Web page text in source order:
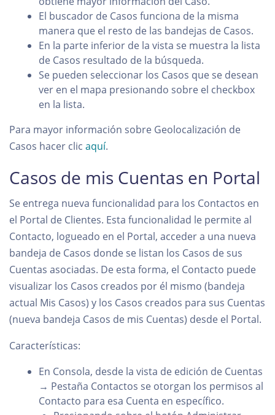
El buscador de Casos funciona de la misma
manera que el resto de las bandejas de Casos.
En la parte inferior de la vista se muestra la lista
de Casos resultado de la búsqueda.
Se pueden seleccionar los Casos que se desean
ver en el mapa presionando sobre el checkbox
en la lista.
Para mayor información sobre Geolocalización de
Casos hacer clic aquí.
Casos de mis Cuentas en Portal
Se entrega nueva funcionalidad para los Contactos en
el Portal de Clientes. Esta funcionalidad le permite al
Contacto, logueado en el Portal, acceder a una nueva
bandeja de Casos donde se listan los Casos de sus
Cuentas asociadas. De esta forma, el Contacto puede
visualizar los Casos creados por él mismo (bandeja
actual Mis Casos) y los Casos creados para sus Cuentas
(nueva bandeja Casos de mis Cuentas) desde el Portal.
Características:
En Consola, desde la vista de edición de Cuentas
→ Pestaña Contactos se otorgan los permisos al
Contacto para esa Cuenta en específico.